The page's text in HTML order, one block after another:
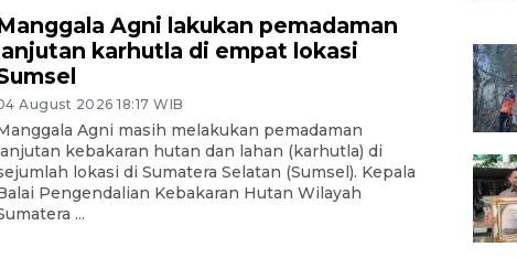
Agni lakukan pemadaman
karhutla di empat lokasi
August 2026 18:17 WIB
Agni masih melakukan pemadaman
kebakaran hutan dan lahan (karhutla) di
lokasi di Sumatera Selatan (Sumsel). Kepala
Pengendalian Kebakaran Hutan Wilayah
...